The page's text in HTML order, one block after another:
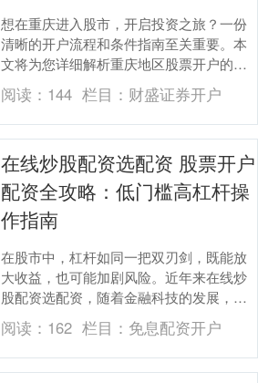
想在重庆进入股市，开启投资之旅？一份
清晰的开户流程和条件指南至关重要。本
文将为您详细解析重庆地区股票开户的步
骤、所需条件免息配资开户，并提供获取
低佣金的实用技巧....
阅读： 144 栏目： 财盛证券开户
在线炒股配资选配资 股票开户
配资全攻略：低门槛高杠杆操
作指南
在股市中，杠杆如同一把双刃剑，既能放
大收益，也可能加剧风险。近年来在线炒
股配资选配资，随着金融科技的发展，股
票配资以“低门槛、高杠杆”的特点吸引了众
多投资者。然....
阅读： 162 栏目： 免息配资开户